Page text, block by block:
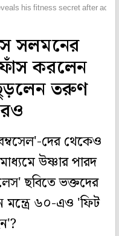
his fitness secret after
সলমনের
করলেন
ছুড়লেন তরুণ
দের থেকেও
উষ্ণার পারদ
ছবিতে ভক্তদের
৬০-এও 'ফিট